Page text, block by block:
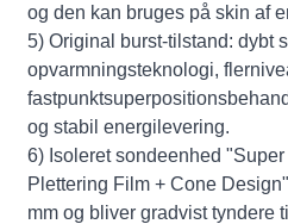
og den kan bruges på skin af
5) Original burst-tilstand: dybt
opvarmningsteknologi,
og stabil energilevering.
6) Isoleret sondeenhed
Plettering Film + Cone
mm og bliver gradvist tyndere